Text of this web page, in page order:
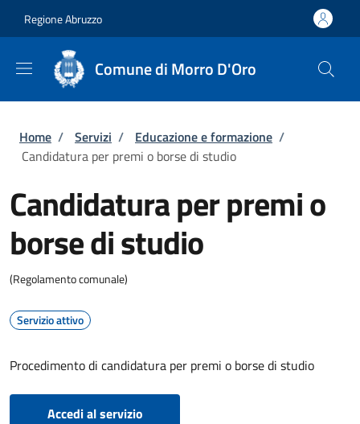
Regione Abruzzo
Comune di Morro D'Oro
Briciole di pane
Home / Servizi / Educazione e formazione /
Candidatura per premi o borse di studio
Candidatura per premi o
borse di studio
(Regolamento comunale)
Servizio attivo
Procedimento di candidatura per premi o borse di studio
Accedi al servizio